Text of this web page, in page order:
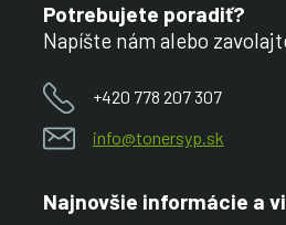
Potrebujete poradiť?
Napíšte nám alebo
+420 778 207 307
info@tonersyp.sk
Najnovšie informácie a